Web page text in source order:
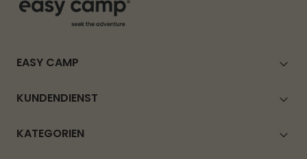
EASY CAMP
KUNDENDIENST
KATEGORIEN